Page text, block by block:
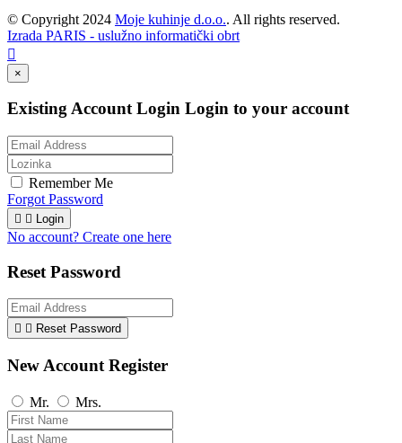
© Copyright 2024 Moje kuhinje d.o.o.. All rights reserved.
Izrada PARIS - uslužno informatički obrt

×
Existing Account Login Login to your account
Remember Me
Forgot Password
  Login
No account? Create one here
Reset Password
  Reset Password
New Account Register
Mr. Mrs.